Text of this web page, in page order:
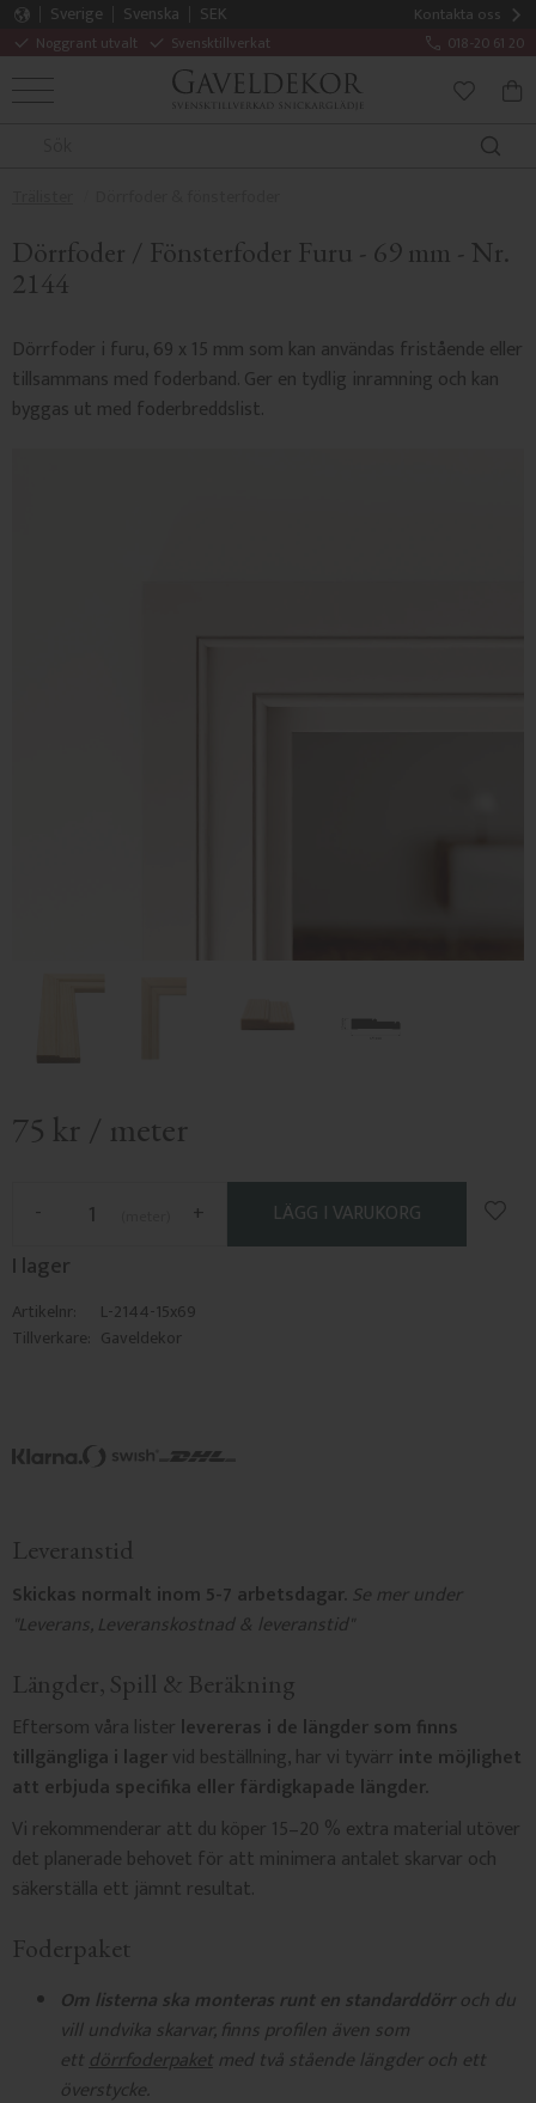
Kontakta oss
Noggrant utvalt Svensktillverkat 018-20 61 20
Sverige Svenska
SEK
MENY
Dörrfoder / Fönsterfoder Furu - 69 mm - Nr.
2144
Dörrfoder i furu, 69 x 15 mm som kan användas fristående eller
tillsammans med foderband. Ger en tydlig inramning och kan
byggas ut med foderbreddslist.
75 kr / meter
+
-
I lager
Artikelnr
L-2144-15x69
Tillverkare Gaveldekor
Leveranstid
Skickas normalt inom 5-7 arbetsdagar. Se mer under
"Leverans, Leveranskostnad & leveranstid"
Längder, Spill & Beräkning
Eftersom våra lister levereras i de längder som finns
tillgängliga i lagervid beställning, har vi tyvärr inte möjlighet
att erbjuda specifika eller färdigkapade längder.
Vi rekommenderar att du köper 15–20 % extra material utöver
det planerade behovet för att minimera antalet skarvar och
säkerställa ett jämnt resultat.
Foderpaket
Om listerna ska monteras runt en standarddörr och du
vill undvika skarvar, finns profilen även som
ettdörrfoderpaket med två stående längder och ett
överstycke.